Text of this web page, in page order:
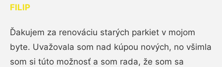
FILIP
Ďakujem za renováciu starých parkiet v mojom
byte. Uvažovala som nad kúpou nových, no všimla
som si túto možnosť a som rada, že som sa